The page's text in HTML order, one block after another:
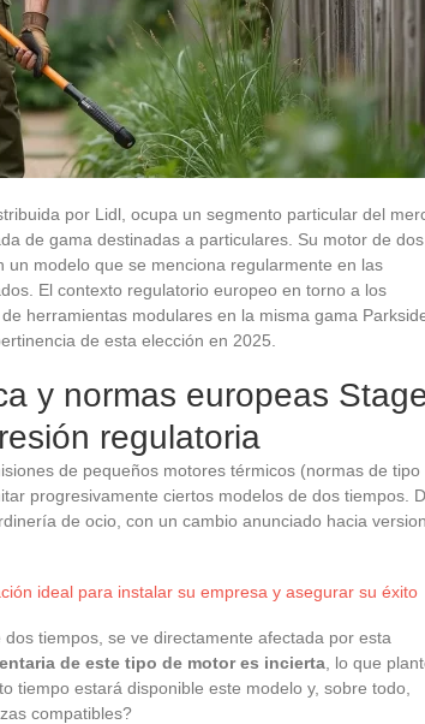
por Lidl, ocupa un segmento particular del
de gama destinadas a particulares. Su motor de dos
modelo que se menciona regularmente en las
El contexto regulatorio europeo en torno a los
herramientas modulares en la misma gama
de esta elección en 2025.
y normas europeas
regulatoria
de pequeños motores térmicos (normas de tipo
progresivamente ciertos modelos de dos tiempos.
de ocio, con un cambio anunciado hacia
ideal para instalar su empresa y asegurar su éxito
tiempos, se ve directamente afectada por esta
de este tipo de motor es incierta , lo que
tiempo estará disponible este modelo y, sobre todo,
compatibles?